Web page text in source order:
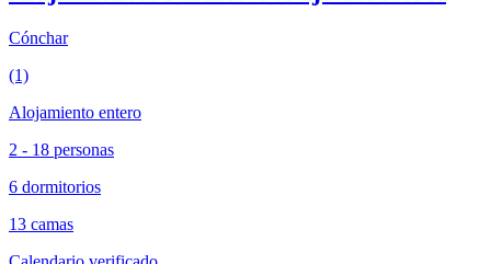
Cónchar
(1)
Alojamiento entero
2 - 18 personas
6 dormitorios
13 camas